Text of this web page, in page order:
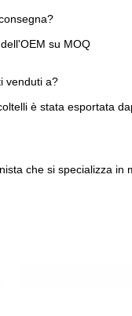
su MOQ
venduti a?
è stata esportata
che si specializza in